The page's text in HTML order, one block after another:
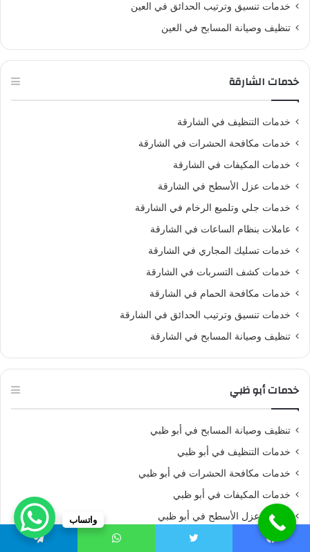
خدمات تنسيق وترتيب الحدائق في العين
تنظيف وصيانة المسابح في العين
خدمات الشارقة
خدمات التنظيف في الشارقة
خدمات مكافحة الحشرات في الشارقة
خدمات المكيفات في الشارقة
خدمات عزل الأسطح في الشارقة
خدمات جلي وتلميع الرخام في الشارقة
عاملات بنظام الساعات في الشارقة
خدمات تسليك المجاري في الشارقة
خدمات كشف التسربات في الشارقة
خدمات مكافحة الحمام في الشارقة
خدمات تنسيق وترتيب الحدائق في الشارقة
تنظيف وصيانة المسابح في الشارقة
خدمات أبو ظبي
تنظيف وصيانة المسابح في أبو ظبي
خدمات التنظيف في أبو ظبي
خدمات مكافحة الحشرات في أبو ظبي
خدمات المكيفات في أبو ظبي
خدمات عزل الأسطح في أبو ظبي
خدمات جلي وتلميع الرخام في ابو ظبي
واتساب